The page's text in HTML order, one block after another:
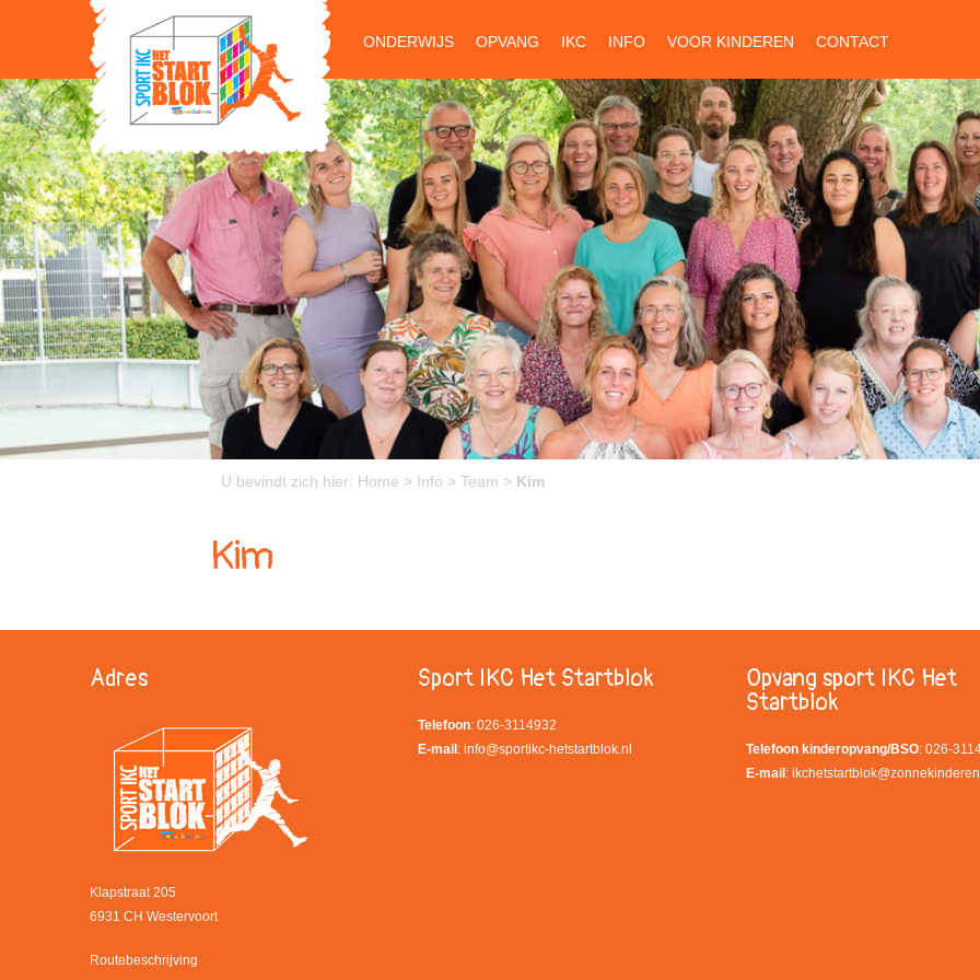
ONDERWIJS OPVANG IKC INFO VOOR KINDEREN CONTACT
U bevindt zich hier: Home > Info > Team > Kim
Kim
Adres
Klapstraat 205
6931 CH Westervoort
Routebeschrijving
Sport IKC Het Startblok
Telefoon: 026-3114932
E-mail : info@sportikc-hetstartblok.nl
Opvang sport IKC Het
Startblok
Telefoon kinderopvang/BSO: 026-
E-mail :